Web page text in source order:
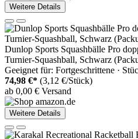
Weitere Details
Dunlop Sports Squashbälle Pro
Turnier-Squashball, Schwarz
Geeignet für: Fortgeschrittene ·
74,98 €* (3,12 €/Stück)
ab 0,00 € Versand
Weitere Details